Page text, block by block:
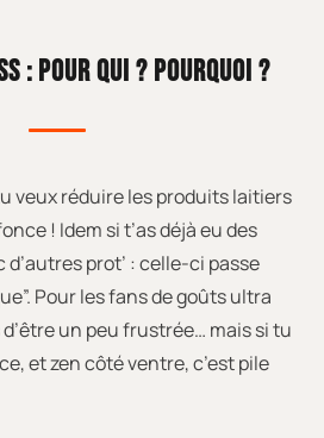
: POUR QUI ? POURQUOI ?
veux réduire les produits laitiers
! Idem si t’as déjà eu des
prot’ : celle-ci passe
Pour les fans de goûts ultra
un peu frustrée… mais si tu
et zen côté ventre, c’est pile